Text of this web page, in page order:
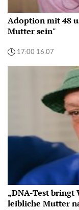
Adoption mit 48
Mutter sein"
17:00 16.07
„DNA-Test
leibliche Mutter